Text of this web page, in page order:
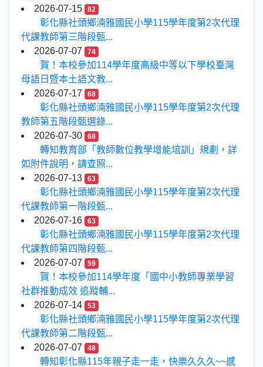
2026-07-15
82
彰化縣社頭鄉湳雅國民小學115學年度第2次代理
代課教師第三階段甄...
2026-07-07
74
賀！本校參加114學年度高級中等以下學校臺灣
母語日暨本土語文教...
2026-07-17
68
彰化縣社頭鄉湳雅國民小學115學年度第2次代理
教師第五階段甄選錄...
2026-07-30
68
轉知教育部「教師數位教學增能培訓」規劃，詳
如附件說明，請查照...
2026-07-13
63
彰化縣社頭鄉湳雅國民小學115學年度第2次代理
代課教師第一階段甄...
2026-07-16
63
彰化縣社頭鄉湳雅國民小學115學年度第2次代理
代課教師第四階段甄...
2026-07-07
59
賀！本校參加114學年度「國中小教師專業學習
社群推動成效 追蹤輔...
2026-07-14
53
彰化縣社頭鄉湳雅國民小學115學年度第2次代理
代課教師第二階段甄...
2026-07-07
48
轉知彰化縣115年親子走一走，快樂久久久~~感